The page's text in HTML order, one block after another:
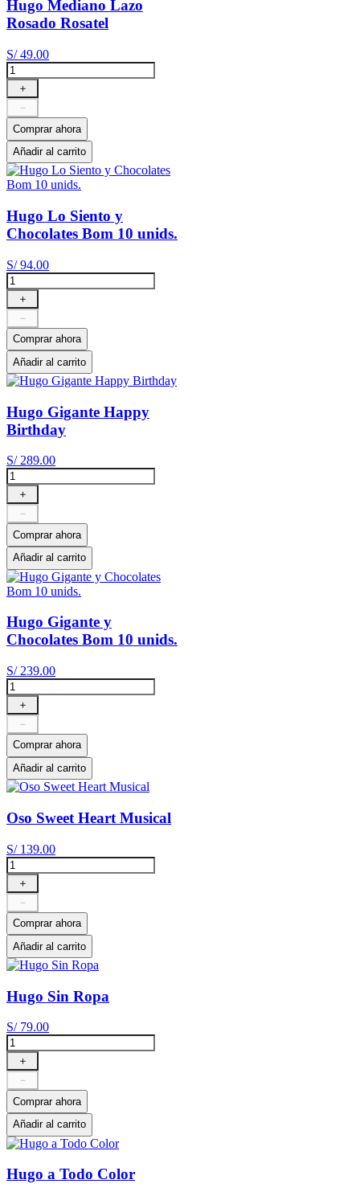
Hugo Mediano Lazo
Rosado Rosatel
S/ 49.00
＋
－
Comprar ahora
Añadir al carrito
Hugo Lo Siento y
Chocolates Bom 10 unids.
S/ 94.00
＋
－
Comprar ahora
Añadir al carrito
Hugo Gigante Happy
Birthday
S/ 289.00
＋
－
Comprar ahora
Añadir al carrito
Hugo Gigante y
Chocolates Bom 10 unids.
S/ 239.00
＋
－
Comprar ahora
Añadir al carrito
Oso Sweet Heart Musical
S/ 139.00
＋
－
Comprar ahora
Añadir al carrito
Hugo Sin Ropa
S/ 79.00
＋
－
Comprar ahora
Añadir al carrito
Hugo a Todo Color